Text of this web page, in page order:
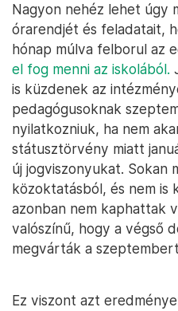
Nagyon nehéz lehet úgy
órarendjét és feladatait,
hónap múlva felborul az
el fog menni az iskolából.
is küzdenek az
pedagógusoknak
nyilatkozniuk, ha nem
státusztörvény miatt
új jogviszonyukat. Sokan
közoktatásból, és nem
azonban nem kaphattak
valószínű, hogy a végső
megvárták a
Ez viszont azt